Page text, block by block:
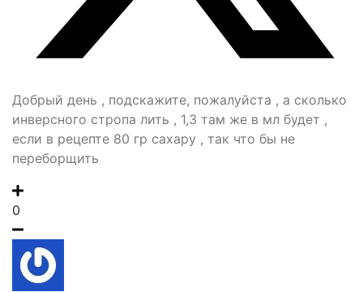
Добрый день , подскажите, пожалуйста , а сколько
инверсного стропа лить , 1,3 там же в мл будет ,
если в рецепте 80 гр сахару , так что бы не
переборщить
0